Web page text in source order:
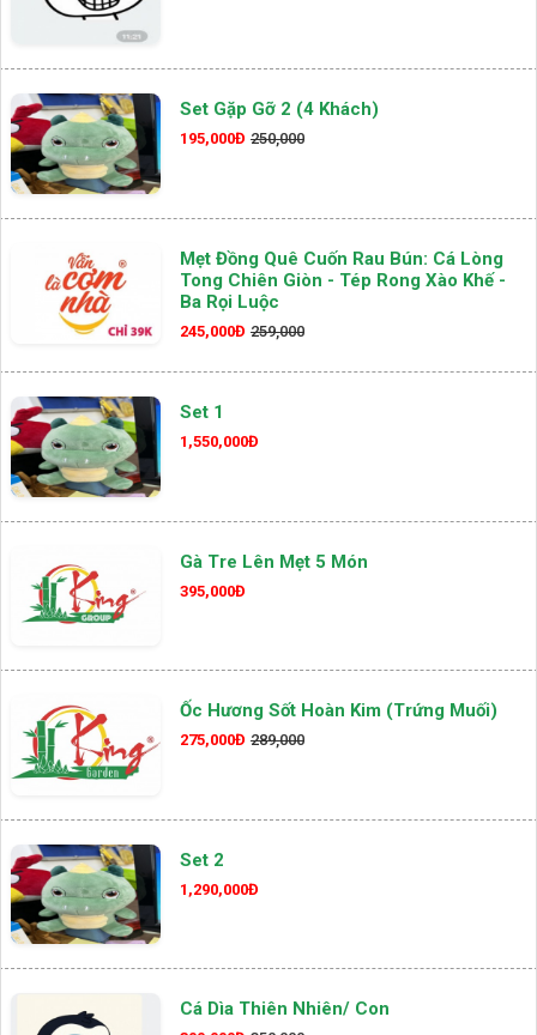
Set Gặp Gỡ 2 (4 Khách)
195,000Đ 250,000
Mẹt Đồng Quê Cuốn Rau Bún: Cá Lòng
Tong Chiên Giòn - Tép Rong Xào Khế -
Ba Rọi Luộc
245,000Đ 259,000
Set 1
1,550,000Đ
Gà Tre Lên Mẹt 5 Món
395,000Đ
Ốc Hương Sốt Hoàn Kim (Trứng Muối)
275,000Đ 289,000
Set 2
1,290,000Đ
Cá Dìa Thiên Nhiên/ Con